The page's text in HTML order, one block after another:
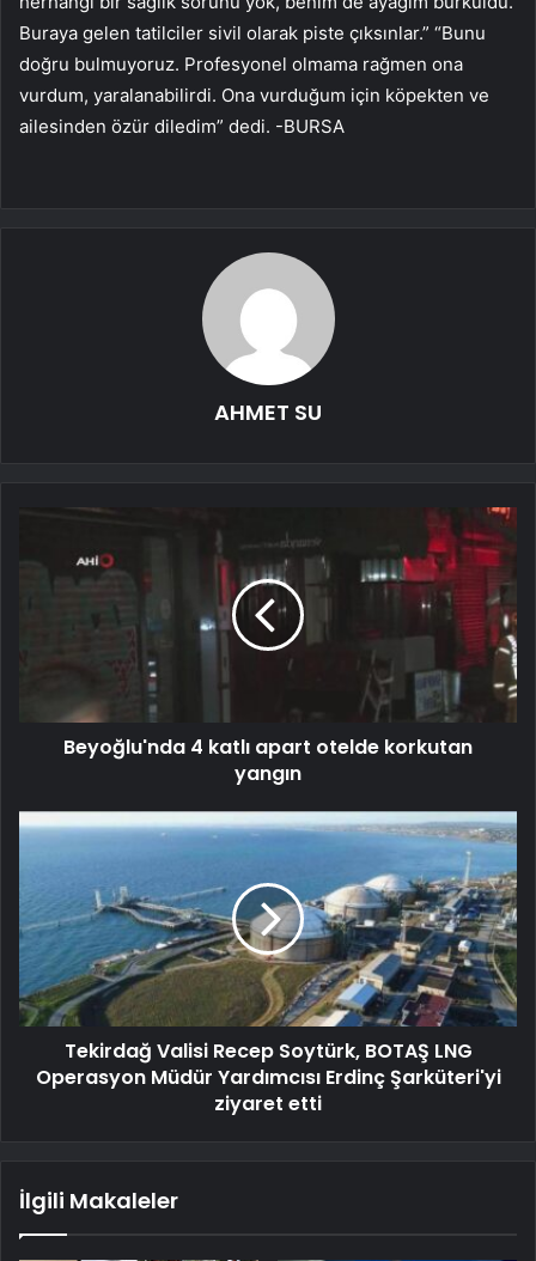
Buraya gelen tatilciler sivil olarak piste çıksınlar.” “Bunu
doğru bulmuyoruz. Profesyonel olmama rağmen ona
vurdum, yaralanabilirdi. Ona vurduğum için köpekten ve
ailesinden özür diledim” dedi. -BURSA
AHMET SU
Beyoğlu'nda 4 katlı apart otelde korkutan
yangın
Tekirdağ Valisi Recep Soytürk, BOTAŞ LNG
Operasyon Müdür Yardımcısı Erdinç Şarküteri'yi
ziyaret etti
İlgili Makaleler